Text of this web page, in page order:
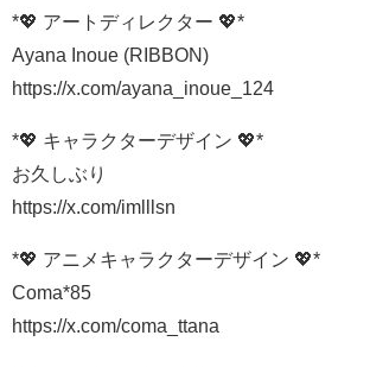
*💖 アートディレクター 💖*
Ayana Inoue (RIBBON)
https://x.com/ayana_inoue_124
*💖 キャラクターデザイン 💖*
お久しぶり
https://x.com/imlllsn
*💖 アニメキャラクターデザイン 💖*
Coma*85
https://x.com/coma_ttana